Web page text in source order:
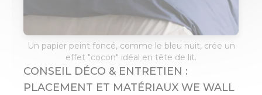
Un papier peint foncé, comme le bleu nuit, crée un
effet "cocon" idéal en tête de lit.
CONSEIL DÉCO & ENTRETIEN :
PLACEMENT ET MATÉRIAUX WE WALL